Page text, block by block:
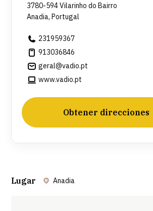
3780-594 Vilarinho do Bairro
Anadia, Portugal
231959367
913036846
geral@vadio.pt
www.vadio.pt
Obtener direcciones
Lugar Anadia